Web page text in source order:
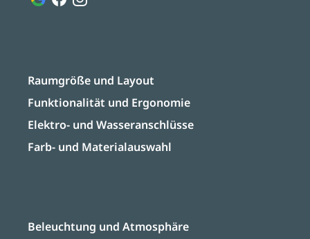
Raumgröße und Layout
Funktionalität und Ergonomie
Elektro- und Wasseranschlüsse
Farb- und Materialauswahl
Beleuchtung und Atmosphäre